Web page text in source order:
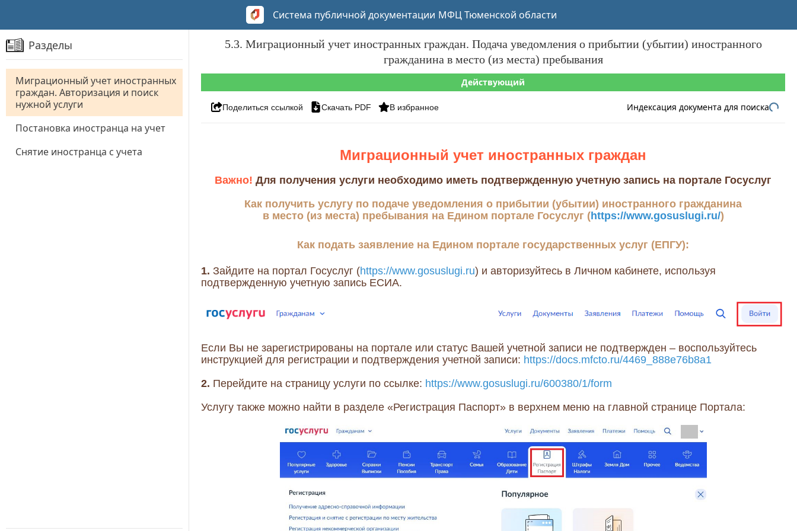
Система публичной документации МФЦ Тюменской области
Разделы
Миграционный учет иностранных
граждан. Авторизация и поиск
нужной услуги
Постановка иностранца на учет
Снятие иностранца с учета
5.3. Миграционный учет иностранных граждан. Подача уведомления о прибытии (убытии) иностранного
гражданина в место (из места) пребывания
Действующий
Поделиться ссылкой Скачать PDF В избранное Индексация документа для поиска
Миграционный учет иностранных граждан
Важно! Для получения услуги необходимо иметь подтвержденную учетную запись на портале Госуслуг
Как получить услугу по подаче уведомления о прибытии (убытии) иностранного гражданина
в место (из места) пребывания на Едином портале Госуслуг (https://www.gosuslugi.ru/)
Как подать заявление на Едином портале государственных услуг (ЕПГУ):
1. Зайдите на портал Госуслуг (https://www.gosuslugi.ru) и авторизуйтесь в Личном кабинете, используя
подтвержденную учетную запись ЕСИА.
Если Вы не зарегистрированы на портале или статус Вашей учетной записи не подтвержден – воспользуйтесь
инструкцией для регистрации и подтверждения учетной записи: https://docs.mfcto.ru/4469_888e76b8a1
2. Перейдите на страницу услуги по ссылке: https://www.gosuslugi.ru/600380/1/form
Услугу также можно найти в разделе«Регистрация Паспорт» в верхнем меню на главной странице Портала: